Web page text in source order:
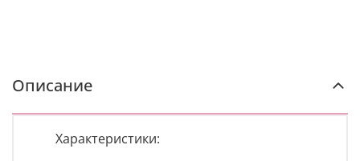
Описание
Характеристики: